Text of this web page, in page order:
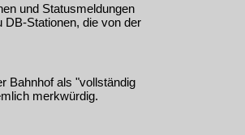
und Statusmeldungen
DB-Stationen, die von der
Bahnhof als "vollständig
merkwürdig.